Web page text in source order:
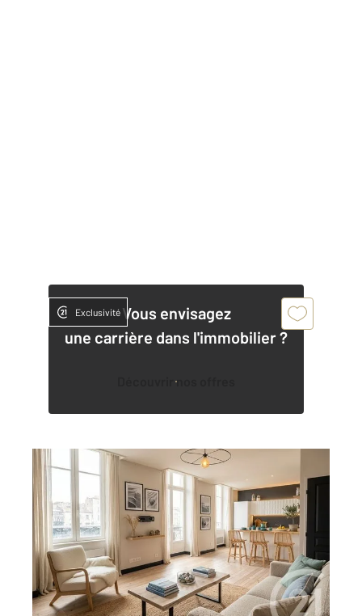
Vous envisagez
une carrière dans l'immobilier ?
Découvrir nos offres
Exclusivité
LA ROCHELLE 17
55 m
, 3 pièces
Ref : 18451
Appartement T2 à vendre
280 900 €
Visiter le site dédié